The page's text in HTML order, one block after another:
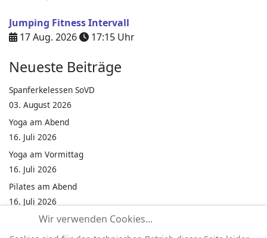
Jumping Fitness Intervall
17 Aug. 2026
17:15 Uhr
Neueste Beiträge
Spanferkelessen SoVD
03. August 2026
Yoga am Abend
16. Juli 2026
Yoga am Vormittag
16. Juli 2026
Pilates am Abend
16. Juli 2026
Jumping Fitness Intervall
16. Juli 2026
Wir verwenden Cookies...